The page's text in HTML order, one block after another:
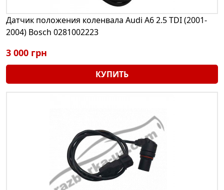
Датчик положения коленвала Audi A6 2.5 TDI (2001-
2004) Bosch 0281002223
3 000 грн
КУПИТЬ